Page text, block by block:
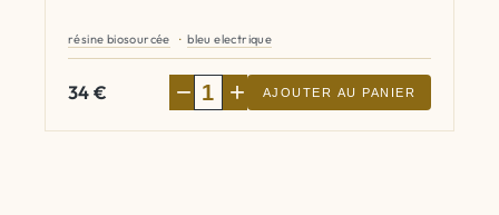
résine biosourcée bleu electrique
34€ − + AJOUTER AU PANIER